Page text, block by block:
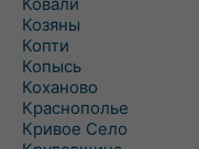
Козяны
Копти
Копысь
Коханово
Краснополье
Кривое Село